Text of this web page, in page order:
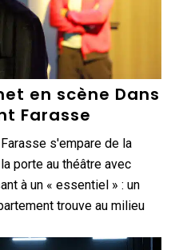
en scène Dans
Farasse
s'empare de la
porte au théâtre avec
à un « essentiel » : un
trouve au milieu